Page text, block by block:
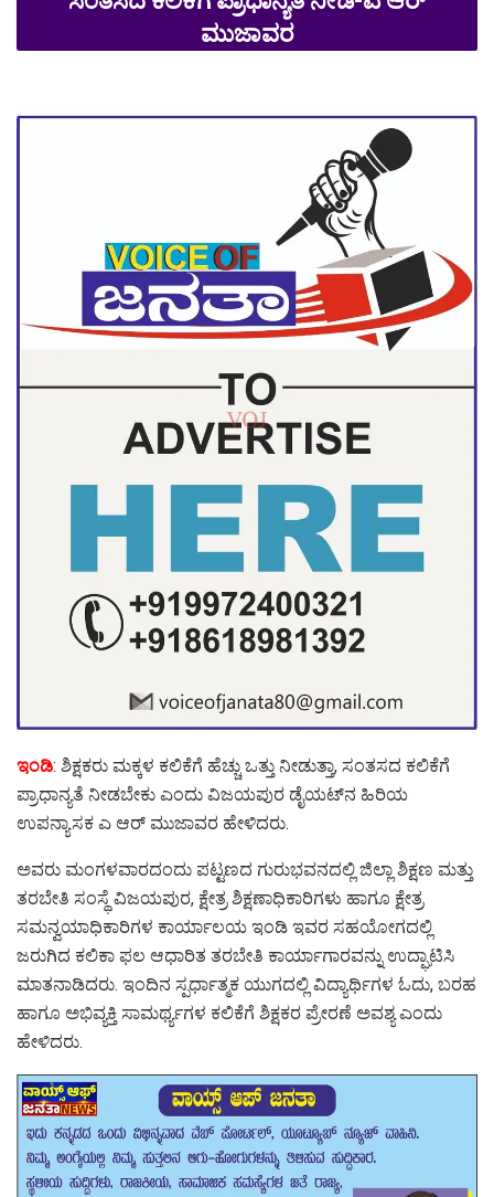
ಮುಜಾವರ
ಇಂಡಿ: ಶಿಕ್ಷಕರು ಮಕ್ಕಳ ಕಲಿಕೆಗೆ ಹೆಚ್ಚು ಒತ್ತು ನೀಡುತ್ತಾ, ಸಂತಸದ ಕಲಿಕೆಗೆ
ಪ್ರಾಧಾನ್ಯತೆ ನೀಡಬೇಕು ಎಂದು ವಿಜಯಪುರ ಡೈಯಟ್‌ನ ಹಿರಿಯ
ಉಪನ್ಯಾಸಕ ಎ ಆರ್ ಮುಜಾವರ ಹೇಳಿದರು.
ಅವರು ಮಂಗಳವಾರದಂದು ಪಟ್ಟಣದ ಗುರುಭವನದಲ್ಲಿ ಜಿಲ್ಲಾ ಶಿಕ್ಷಣ ಮತ್ತು
ತರಬೇತಿ ಸಂಸ್ಥೆ ವಿಜಯಪುರ, ಕ್ಷೇತ್ರ ಶಿಕ್ಷಣಾಧಿಕಾರಿಗಳು ಹಾಗೂ ಕ್ಷೇತ್ರ
ಸಮನ್ವಯಾಧಿಕಾರಿಗಳ ಕಾರ್ಯಾಲಯ ಇಂಡಿ ಇವರ ಸಹಯೋಗದಲ್ಲಿ
ಜರುಗಿದ ಕಲಿಕಾ ಫಲ ಆಧಾರಿತ ತರಬೇತಿ ಕಾರ್ಯಾಗಾರವನ್ನು ಉದ್ಘಾಟಿಸಿ
ಮಾತನಾಡಿದರು. ಇಂದಿನ ಸ್ಪರ್ಧಾತ್ಮಕ ಯುಗದಲ್ಲಿ ವಿದ್ಯಾರ್ಥಿಗಳ ಓದು, ಬರಹ
ಹಾಗೂ ಅಭಿವ್ಯಕ್ತಿ ಸಾಮರ್ಥ್ಯಗಳ ಕಲಿಕೆಗೆ ಶಿಕ್ಷಕರ ಪ್ರೇರಣೆ ಅವಶ್ಯ ಎಂದು
ಹೇಳಿದರು.